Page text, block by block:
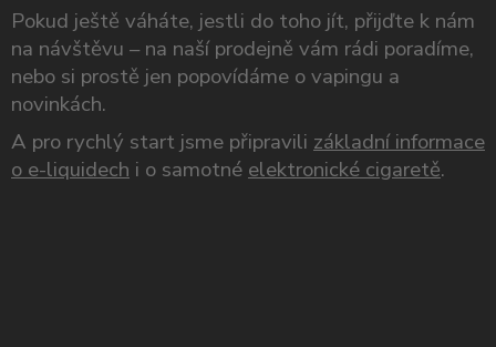
Pokud ještě váháte, jestli do toho jít, přijďte k nám
na návštěvu – na naší prodejně vám rádi poradíme,
nebo si prostě jen popovídáme o vapingu a
novinkách.
A pro rychlý start jsme připravili základní informace
o e-liquidech i o samotné elektronické cigaretě.